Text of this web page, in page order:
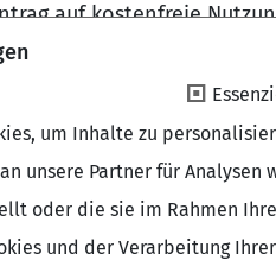
auf kostenfreie
um Inhalte zu
unsere Partner für
oder die sie im Rahmen
und der Verarbeitung